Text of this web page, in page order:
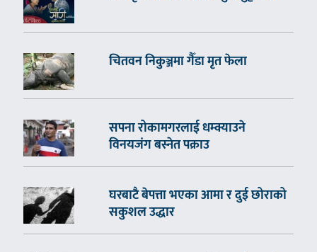
चितवन निकुञ्जमा गैँडा मृत फेला
सपना रोकामगरलाई धम्क्याउने
विनयजंग बस्नेत पक्राउ
घरबाटै बेपत्ता भएका आमा र दुई छोराको
सकुशल उद्धार